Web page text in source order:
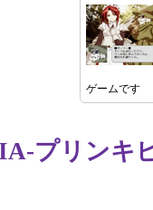
ゲームです
プリンキ